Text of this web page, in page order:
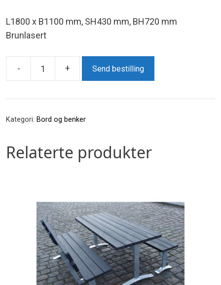
L1800 x B1100 mm, SH430 mm, BH720 mm
Brunlasert
-
Benk
bord
antall
+ Send bestilling
Kategori: Bord og benker
Relaterte produkter